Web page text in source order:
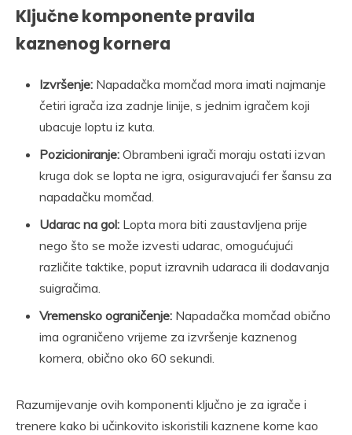
Ključne komponente pravila
kaznenog kornera
Izvršenje: Napadačka momčad mora imati najmanje
četiri igrača iza zadnje linije, s jednim igračem koji
ubacuje loptu iz kuta.
Pozicioniranje: Obrambeni igrači moraju ostati izvan
kruga dok se lopta ne igra, osiguravajući fer šansu za
napadačku momčad.
Udarac na gol: Lopta mora biti zaustavljena prije
nego što se može izvesti udarac, omogućujući
različite taktike, poput izravnih udaraca ili dodavanja
suigračima.
Vremensko ograničenje: Napadačka momčad obično
ima ograničeno vrijeme za izvršenje kaznenog
kornera, obično oko 60 sekundi.
Razumijevanje ovih komponenti ključno je za igrače i
trenere kako bi učinkovito iskoristili kaznene korne kao